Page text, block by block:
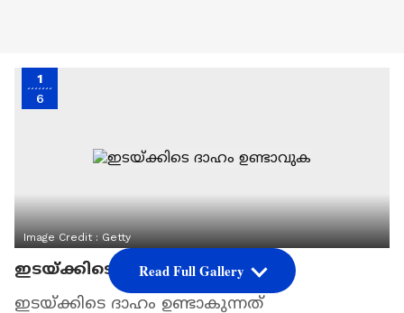
1
6
Image Credit :Getty
ഇടയ്ക്കിടെ ദാഹം ഉണ്ടാവുക
ഇടയ്ക്കിടെ ദാഹം ഉണ്ടാകുന്നത്
Read Full Gallery